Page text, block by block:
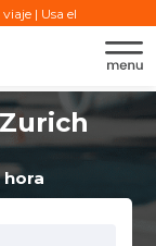
| Usa el
hora